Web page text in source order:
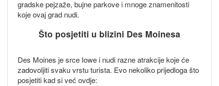
gradske pejzaže, bujne parkove i mnoge znamenitosti
koje ovaj grad nudi.
Što posjetiti u blizini Des Moinesa
Des Moines je srce Iowe i nudi razne atrakcije koje će
zadovoljiti svaku vrstu turista. Evo nekoliko prijedloga što
posjetiti kad si već ovdje: